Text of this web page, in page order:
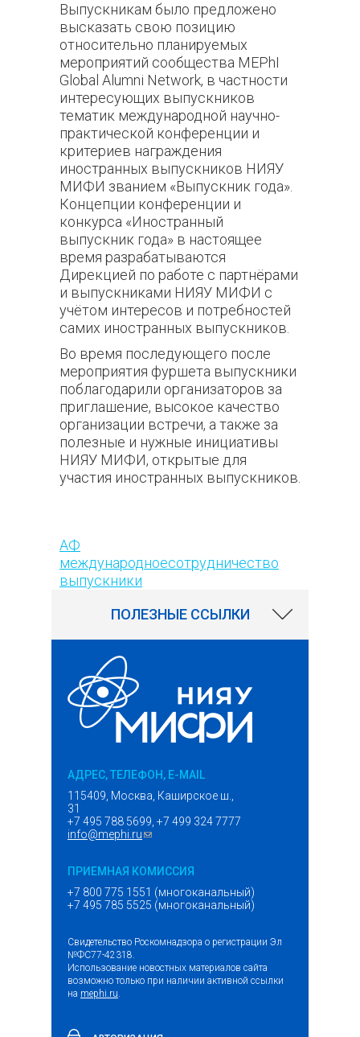
Выпускникам было предложено
высказать свою позицию
относительно планируемых
мероприятий сообщества MEPhI
Global Alumni Network, в частности
интересующих выпускников
тематик международной научно-
практической конференции и
критериев награждения
иностранных выпускников НИЯУ
МИФИ званием «Выпускник года».
Концепции конференции и
конкурса «Иностранный
выпускник года» в настоящее
время разрабатываются
Дирекцией по работе с партнёрами
и выпускниками НИЯУ МИФИ с
учётом интересов и потребностей
самих иностранных выпускников.
Во время последующего после
мероприятия фуршета выпускники
поблагодарили организаторов за
приглашение, высокое качество
организации встречи, а также за
полезные и нужные инициативы
НИЯУ МИФИ, открытые для
участия иностранных выпускников.
АФ
международноесотрудничество
выпускники
ПОЛЕЗНЫЕ ССЫЛКИ
АДРЕС, ТЕЛЕФОН, E-MAIL
115409, Москва, Каширское ш.,
31
+7 495 788 5699, +7 499 324 7777
info@mephi.ru(ссылка для отправки email)
ПРИЕМНАЯ КОМИССИЯ
+7 800 775 1551 (многоканальный)
+7 495 785 5525 (многоканальный)
Свидетельство Роскомнадзора о регистрации Эл
№ФС77-42318.
Использование новостных материалов сайта
возможно только при наличии активной ссылки
на mephi.ru.